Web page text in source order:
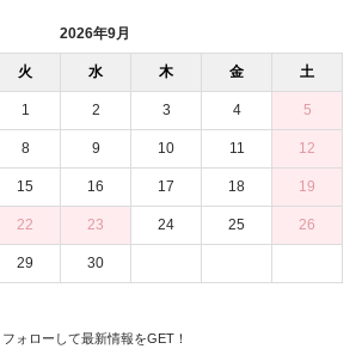
2026年9月
火 水 木 金 土
1 2 3 4 5
8 9 10 11 12
15 16 17 18 19
22 23 24 25 26
29 30
フォローして最新情報をGET！